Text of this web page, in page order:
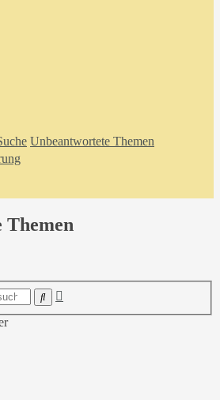
Unbeantwortete Themen
Themen
Suche